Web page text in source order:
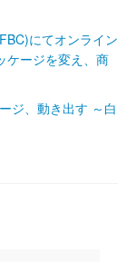
にてオンライン
ージを変え、商
ジ、動き出す ～白